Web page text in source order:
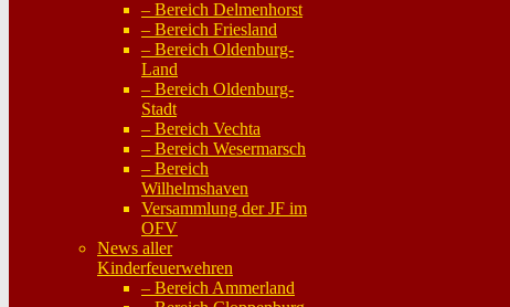
– Bereich Delmenhorst
– Bereich Friesland
– Bereich Oldenburg-
Land
– Bereich Oldenburg-
Stadt
– Bereich Vechta
– Bereich Wesermarsch
– Bereich
Wilhelmshaven
Versammlung der JF im
OFV
News aller
Kinderfeuerwehren
– Bereich Ammerland